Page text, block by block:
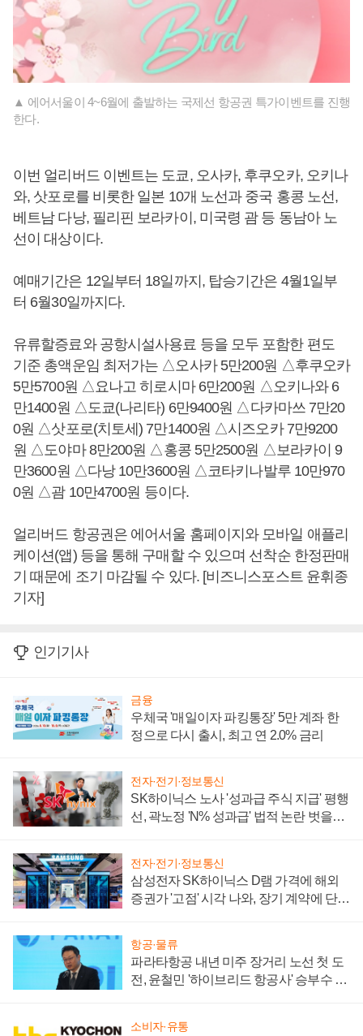
▲ 에어서울이 4~6월에 출발하는 국제선 항공권 특가이벤트를 진행
한다.
이번 얼리버드 이벤트는 도쿄, 오사카, 후쿠오카, 오키나
와, 삿포로를 비롯한 일본 10개 노선과 중국 홍콩 노선,
베트남 다낭, 필리핀 보라카이, 미국령 괌 등 동남아 노
선이 대상이다.
예매기간은 12일부터 18일까지, 탑승기간은 4월1일부
터 6월30일까지다.
유류할증료와 공항시설사용료 등을 모두 포함한 편도
기준 총액운임 최저가는 △오사카 5만200원 △후쿠오카
5만5700원 △요나고 히로시마 6만200원 △오키나와 6
만1400원 △도쿄(나리타) 6만9400원 △다카마쓰 7만20
0원 △삿포로(치토세) 7만1400원 △시즈오카 7만9200
원 △도야마 8만200원 △홍콩 5만2500원 △보라카이 9
만3600원 △다낭 10만3600원 △코타키나발루 10만970
0원 △괌 10만4700원 등이다.
얼리버드 항공권은 에어서울 홈페이지와 모바일 애플리
케이션(앱) 등을 통해 구매할 수 있으며 선착순 한정판매
기 때문에 조기 마감될 수 있다. [비즈니스포스트 윤휘종
기자]
인기기사
금융
우체국 '매일이자 파킹통장' 5만 계좌 한
정으로 다시 출시, 최고 연 2.0% 금리
전자·전기·정보통신
SK하이닉스 노사 '성과급 주식 지급' 평행
선, 곽노정 'N% 성과급' 법적 논란 벗을지
전자·전기·정보통신
삼성전자 SK하이닉스 D램 가격에 해외
증권가 '고점' 시각 나와, 장기 계약에 단점
항공·물류
파라타항공 내년 미주 장거리 노선 첫 도
전, 윤철민 '하이브리드 항공사' 승부수 통
소비자·유통